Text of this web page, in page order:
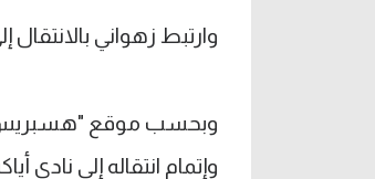
وارتبط زهواني
وبحسب موقع "هسبريس"
وإتمام انتقاله إلى نادي